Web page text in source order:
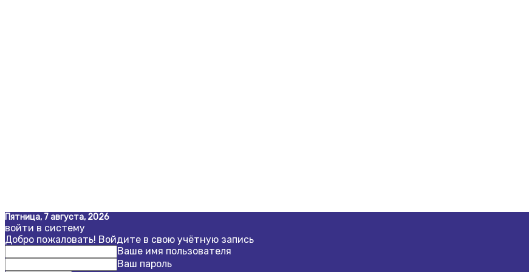
Пятница, 7 августа, 2026
войти в систему
Добро пожаловать! Войдите в свою учётную запись
Ваше имя пользователя
Ваш пароль